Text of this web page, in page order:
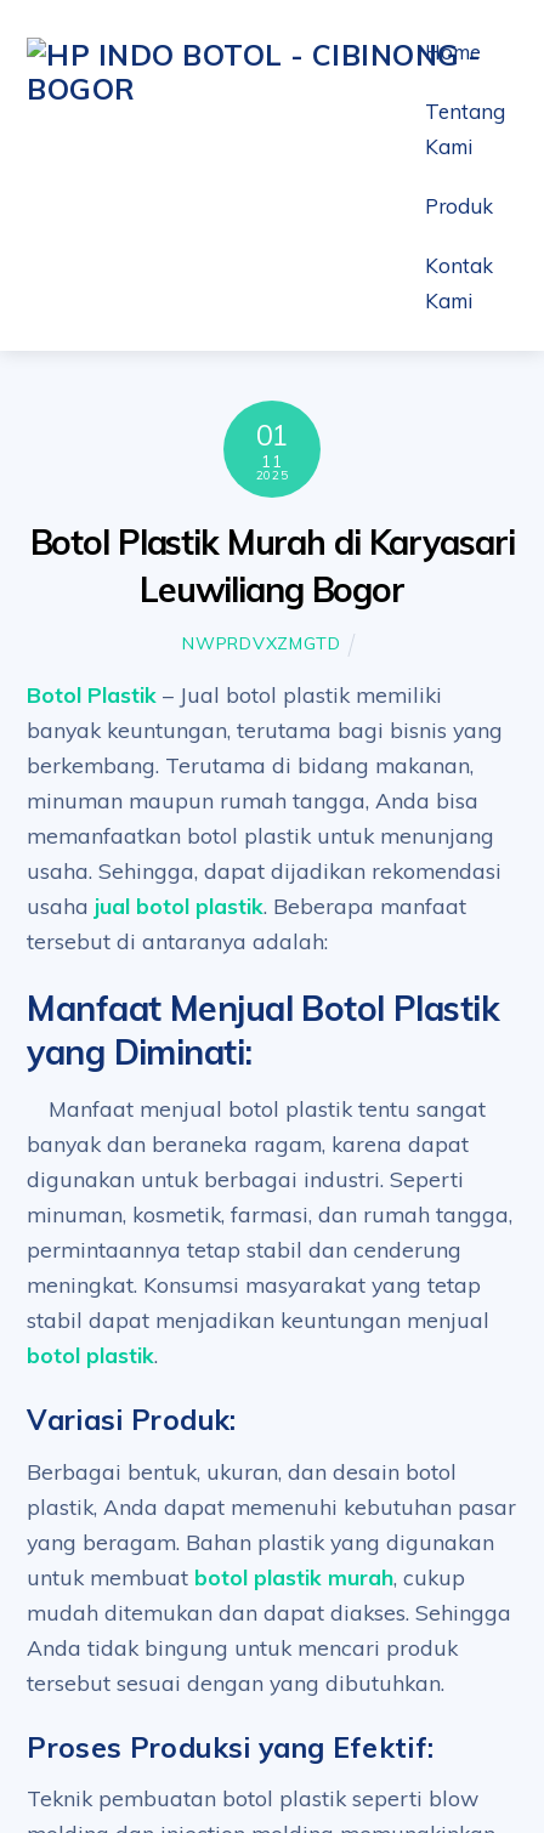
content
Home
Tentang
Kami
Produk
Kontak
Kami
01
11
2025
Botol Plastik Murah di Karyasari
Leuwiliang Bogor
NWPRDVXZMGTD
Botol Plastik – Jual botol plastik memiliki
banyak keuntungan, terutama bagi bisnis yang
berkembang. Terutama di bidang makanan,
minuman maupun rumah tangga, Anda bisa
memanfaatkan botol plastik untuk menunjang
usaha. Sehingga, dapat dijadikan rekomendasi
usaha jual botol plastik. Beberapa manfaat
tersebut di antaranya adalah:
Manfaat Menjual Botol Plastik
yang Diminati:
Manfaat menjual botol plastik tentu sangat
banyak dan beraneka ragam, karena dapat
digunakan untuk berbagai industri. Seperti
minuman, kosmetik, farmasi, dan rumah tangga,
permintaannya tetap stabil dan cenderung
meningkat. Konsumsi masyarakat yang tetap
stabil dapat menjadikan keuntungan menjual
botol plastik.
Variasi Produk:
Berbagai bentuk, ukuran, dan desain botol
plastik, Anda dapat memenuhi kebutuhan pasar
yang beragam. Bahan plastik yang digunakan
untuk membuat botol plastik murah, cukup
mudah ditemukan dan dapat diakses. Sehingga
Anda tidak bingung untuk mencari produk
tersebut sesuai dengan yang dibutuhkan.
Proses Produksi yang Efektif:
Teknik pembuatan botol plastik seperti blow